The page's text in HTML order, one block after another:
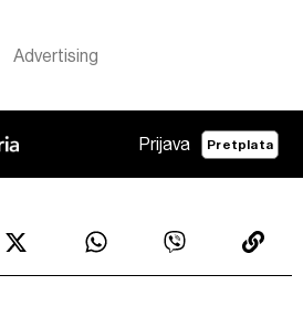
Prijava Pretplata